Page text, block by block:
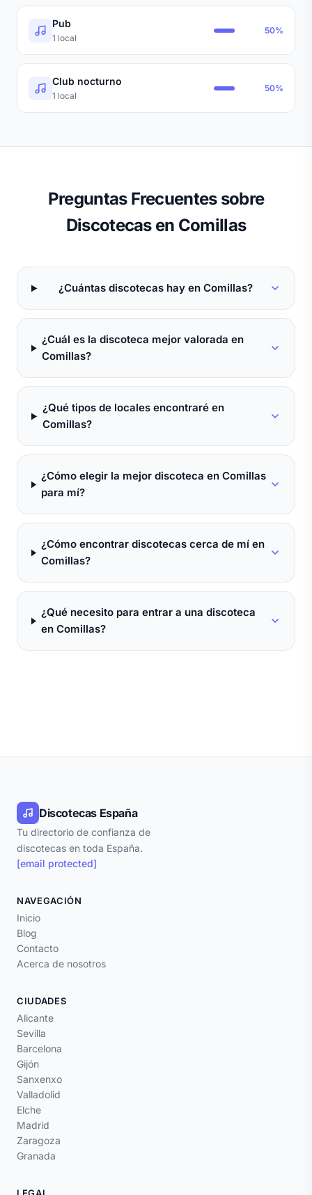
Pub
1 local
50%
Club nocturno
1 local
50%
Preguntas Frecuentes sobre
Discotecas en Comillas
¿Cuántas discotecas hay en Comillas?
¿Cuál es la discoteca mejor valorada en
Comillas?
¿Qué tipos de locales encontraré en
Comillas?
¿Cómo elegir la mejor discoteca en Comillas
para mí?
¿Cómo encontrar discotecas cerca de mí en
Comillas?
¿Qué necesito para entrar a una discoteca
en Comillas?
Discotecas España
Tu directorio de confianza de
discotecas en toda España.
[email protected]
NAVEGACIÓN
Inicio
Blog
Contacto
Acerca de nosotros
CIUDADES
Alicante
Sevilla
Barcelona
Gijón
Sanxenxo
Valladolid
Elche
Madrid
Zaragoza
Granada